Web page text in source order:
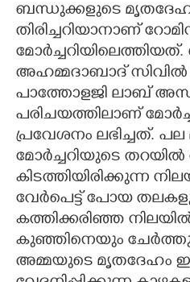
ബന്ധുക്കളുടെ
തിരിച്ചറിയാനാണ്
അഹമ്മദാബാദ്
പാത്തോളജി ലാബ്
പരിചയത്തിലാണ്
പ്രവേശനം ലഭിച്ചത്.
മോർച്ചറിയുടെ തറയിൽ
കിടത്തിയിരിക്കുന്ന
വേർപെട്ട് പോയ
കത്തിക്കരിഞ്ഞ
കുഞ്ഞിനെയും
അമ്മയുടെ മൃതദേഹം